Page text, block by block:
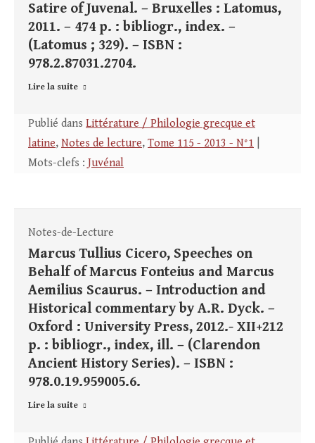
Satire of Juvenal. – Bruxelles : Latomus,
2011. – 474 p. : bibliogr., index. –
(Latomus ; 329). – ISBN :
978.2.87031.2704.
Lire la suite
Publié dans Littérature / Philologie grecque et
latine, Notes de lecture, Tome 115 - 2013 - N°1
Mots-clefs : Juvénal
Notes-de-Lecture
Marcus Tullius Cicero, Speeches on
Behalf of Marcus Fonteius and Marcus
Aemilius Scaurus. – Introduction and
Historical commentary by A.R. Dyck. –
Oxford : University Press, 2012.- XII+212
p. : bibliogr., index, ill. – (Clarendon
Ancient History Series). – ISBN :
978.0.19.959005.6.
Lire la suite